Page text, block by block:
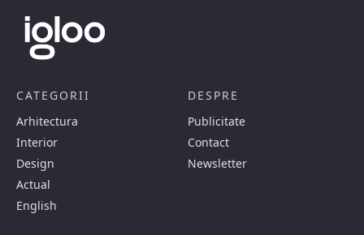
CATEGORII
Arhitectura
Interior
Design
Actual
English
DESPRE
Publicitate
Contact
Newsletter